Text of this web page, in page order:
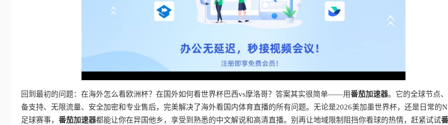
回到最初的问题：在海外怎么看欧洲杯？在国外如何看世界杯巴西vs摩洛哥？答案其实很简单——用番茄加速器。它的全球节点
备支持、无限流量、安全加密和专业售后，完美解决了海外看国内体育直播的所有问题。无论是2026美加墨世界杯，还是日常的
足球赛事， 番茄加速器都能让你在异国他乡，享受到熟悉的中文解说和高清直播。别再让地域限制阻挡你看球的热情，赶紧试试